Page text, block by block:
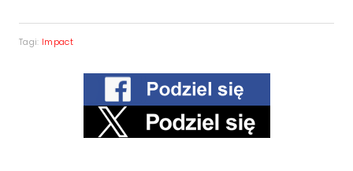
Tagi: Impact